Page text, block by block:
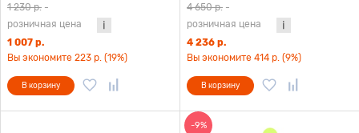
1 230 р. -
розничная цена
1 007 р.
Вы экономите 223 р. (19%)
В корзину
4 650 р. -
розничная цена
4 236 р.
Вы экономите 414 р. (9%)
В корзину
-9%